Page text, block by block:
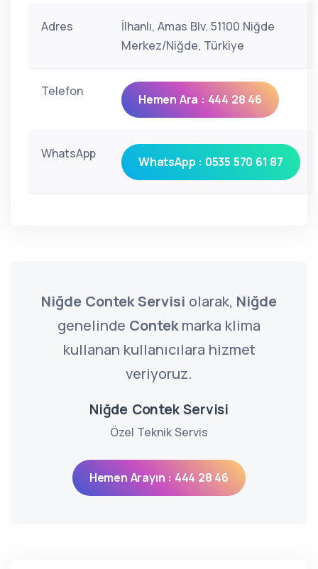
Adres
İlhanlı, Amas Blv. 51100 Niğde
Merkez/Niğde, Türkiye
Telefon
Hemen Ara : 444 28 46
WhatsApp
WhatsApp : 0535 570 61 87
Niğde Contek Servisi olarak, Niğde
genelinde Contekmarka klima
kullanan kullanıcılara hizmet
veriyoruz.
Niğde Contek Servisi
Özel Teknik Servis
Hemen Arayın : 444 28 46